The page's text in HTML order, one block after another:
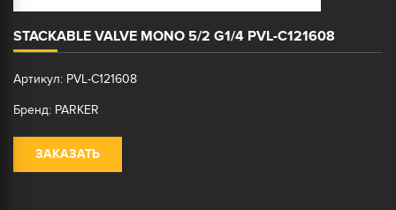
STACKABLE VALVE MONO 5/2 G1/4 PVL-C121608
Артикул: PVL-C121608
Бренд: PARKER
ЗАКАЗАТЬ